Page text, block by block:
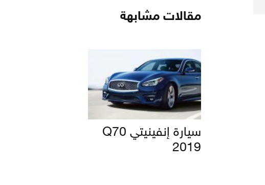
مقالات مشابهة
سيارة إنفينيتي Q70
2019